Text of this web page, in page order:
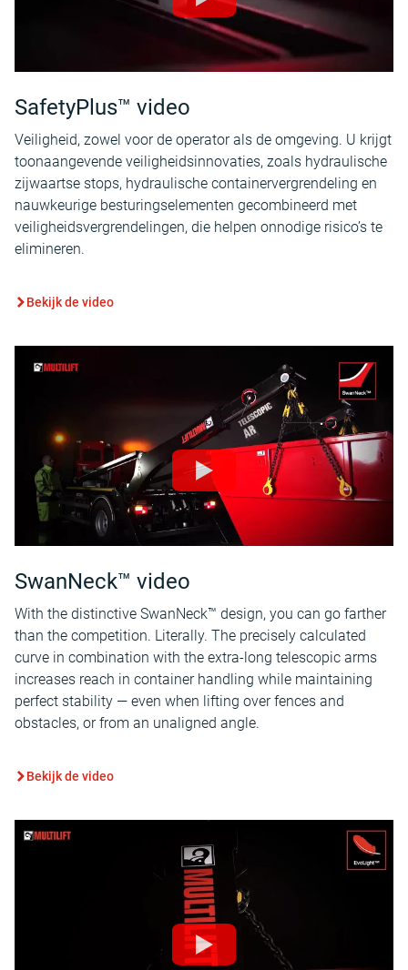
SafetyPlus™ video
Veiligheid, zowel voor de operator als de omgeving. U krijgt
toonaangevende veiligheidsinnovaties, zoals hydraulische
zijwaartse stops, hydraulische containervergrendeling en
nauwkeurige besturingselementen gecombineerd met
veiligheidsvergrendelingen, die helpen onnodige risico’s te
elimineren.
Bekijk de video
SwanNeck™ video
With the distinctive SwanNeck™ design, you can go farther
than the competition. Literally. The precisely calculated
curve in combination with the extra-long telescopic arms
increases reach in container handling while maintaining
perfect stability — even when lifting over fences and
obstacles, or from an unaligned angle.
Bekijk de video